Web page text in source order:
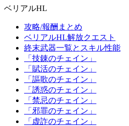
ベリアルHL
攻略/報酬まとめ
ベリアルHL解放クエスト
終末武器一覧とスキル性能
「技錬のチェイン」
「賦活のチェイン」
「謳歌のチェイン」
「誘惑のチェイン」
「禁忌のチェイン」
「邪罪のチェイン」
「虚詐のチェイン」